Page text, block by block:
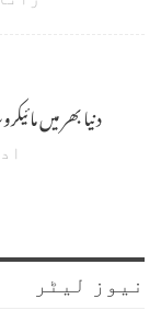
دنیا بھر میں
نیوز لیٹر